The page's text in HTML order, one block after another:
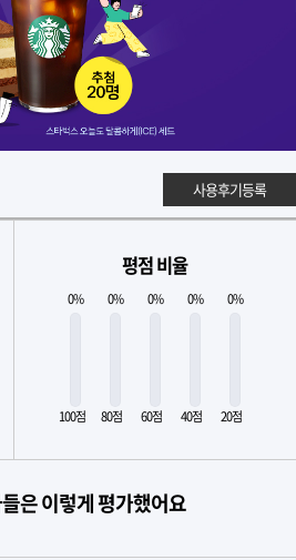
사용후기등록
평점 비율
0%
100점
0%
80점
0%
60점
0%
40점
0%
20점
은 이렇게 평가했어요